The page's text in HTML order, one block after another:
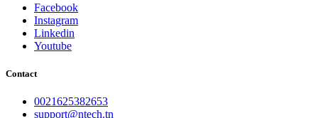
Facebook
Instagram
Linkedin
Youtube
Contact
0021625382653
support@ntech.tn